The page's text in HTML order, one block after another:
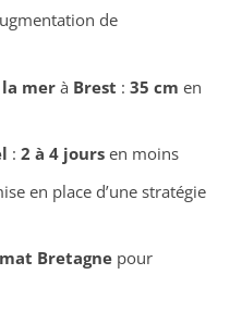
de
merà Brest : 35 cm en
: 2 à 4 joursen moins
en place d’une stratégie
Bretagnepour